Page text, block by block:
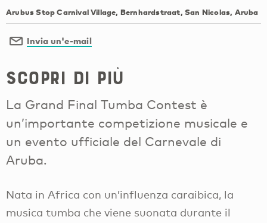
Arubus Stop Carnival Village, Bernhardstraat, San Nicolas, Aruba
Invia un'e-mail
Scopri di più
La Grand Final Tumba Contest è
un’importante competizione musicale e
un evento ufficiale del Carnevale di
Aruba.
Nata in Africa con un’influenza caraibica, la
musica tumba che viene suonata durante il